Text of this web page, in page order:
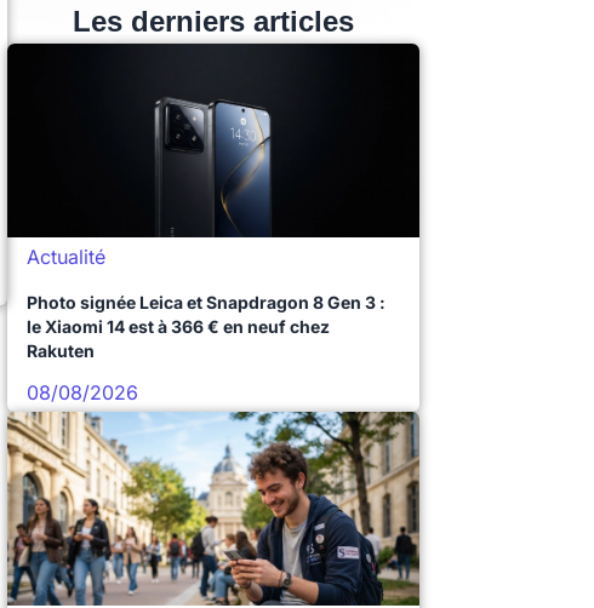
Les derniers articles
Actualité
Photo signée Leica et Snapdragon 8 Gen 3 :
le Xiaomi 14 est à 366 € en neuf chez
Rakuten
08/08/2026